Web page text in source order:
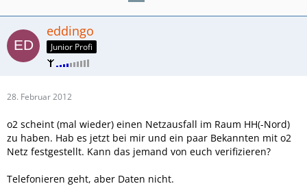
eddingo
Junior Profi
28. Februar 2012
o2 scheint (mal wieder) einen Netzausfall im Raum HH(-Nord)
zu haben. Hab es jetzt bei mir und ein paar Bekannten mit o2
Netz festgestellt. Kann das jemand von euch verifizieren?
Telefonieren geht, aber Daten nicht.